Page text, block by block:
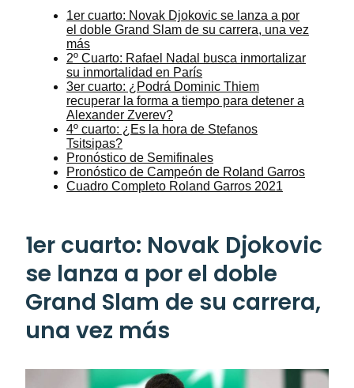
1er cuarto: Novak Djokovic se lanza a por
el doble Grand Slam de su carrera, una vez
más
2º Cuarto: Rafael Nadal busca inmortalizar
su inmortalidad en París
3er cuarto: ¿Podrá Dominic Thiem
recuperar la forma a tiempo para detener a
Alexander Zverev?
4º cuarto: ¿Es la hora de Stefanos
Tsitsipas?
Pronóstico de Semifinales
Pronóstico de Campeón de Roland Garros
Cuadro Completo Roland Garros 2021
1er cuarto: Novak Djokovic
se lanza a por el doble
Grand Slam de su carrera,
una vez más